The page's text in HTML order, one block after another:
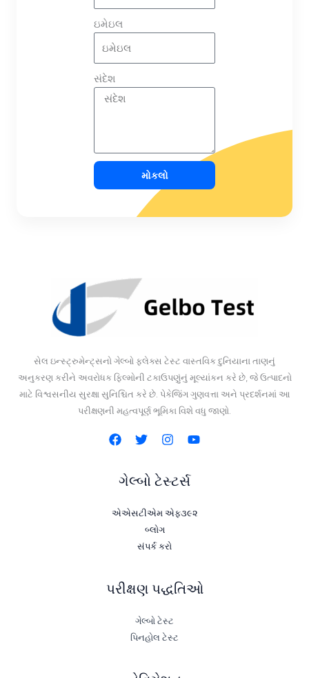
ઇમેઇલ
સંદેશ
મોકલો
સેલ ઇન્સ્ટ્રુમેન્ટ્સનો ગેલ્બો ફ્લેક્સ ટેસ્ટ વાસ્તવિક દુનિયાના તાણનું
અનુકરણ કરીને અવરોધક ફિલ્મોની ટકાઉપણુંનું મૂલ્યાંકન કરે છે, જે ઉત્પાદનો
માટે વિશ્વસનીય સુરક્ષા સુનિશ્ચિત કરે છે. પેકેજિંગ ગુણવત્તા અને પ્રદર્શનમાં આ
પરીક્ષણની મહત્વપૂર્ણ ભૂમિકા વિશે વધુ જાણો.
ગેલ્બો ટેસ્ટર્સ
એએસટીએમ એફ૩૯૨
બ્લોગ
સંપર્ક કરો
પરીક્ષણ પદ્ધતિઓ
ગેલ્બો ટેસ્ટ
પિનહોલ ટેસ્ટ